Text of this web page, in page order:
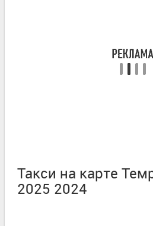
Такси на карте
2025 2024